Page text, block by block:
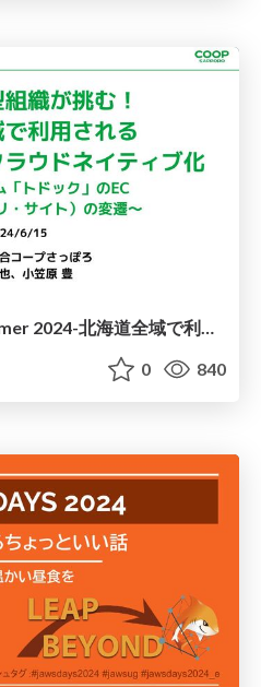
CloudNative Days Summer 2024-北海道全域で利用される宅配システムのクラウドネイティブ化
0 840